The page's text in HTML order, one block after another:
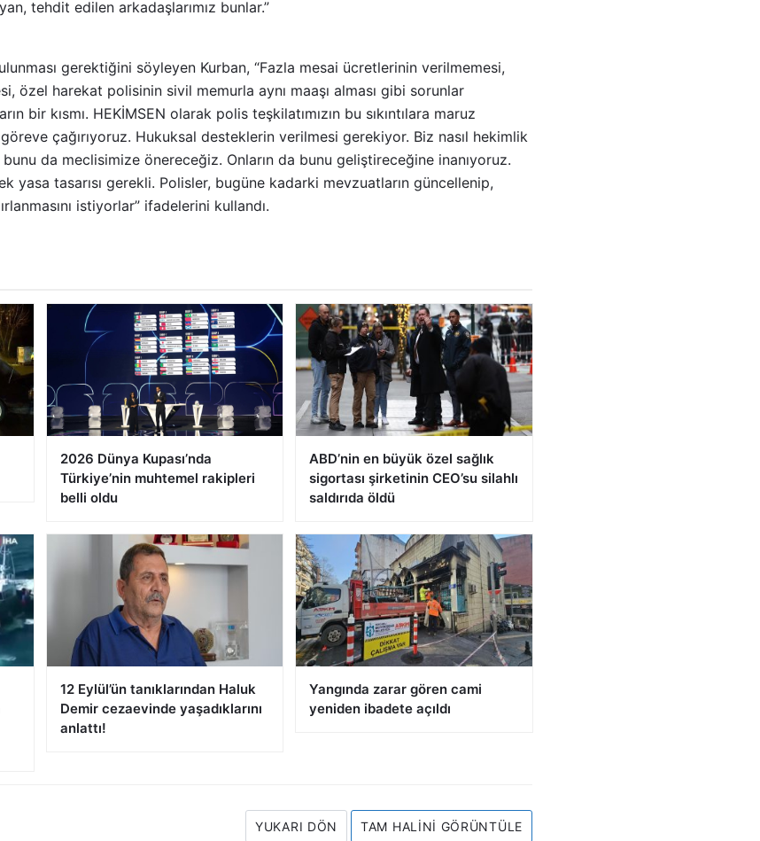
tehdit edilen arkadaşlarımız bunlar.”
gerektiğini söyleyen Kurban, “Fazla mesai ücretlerinin verilmemesi,
özel harekat polisinin sivil memurla aynı maaşı alması gibi sorunlar
bir kısmı. HEKİMSEN olarak polis teşkilatımızın bu sıkıntılara maruz
çağırıyoruz. Hukuksal desteklerin verilmesi gerekiyor. Biz nasıl hekimlik
bunu da meclisimize önereceğiz. Onların da bunu geliştireceğine inanıyoruz.
yasa tasarısı gerekli. Polisler, bugüne kadarki mevzuatların güncellenip,
istiyorlar” ifadelerini kullandı.
2026 Dünya Kupası’nda
Türkiye’nin muhtemel rakipleri
belli oldu
ABD’nin en büyük özel sağlık
sigortası şirketinin CEO’su silahlı
saldırıda öldü
12 Eylül’ün tanıklarından Haluk
Demir cezaevinde yaşadıklarını
anlattı!
Yangında zarar gören cami
yeniden ibadete açıldı
YUKARI DÖN TAM HALINI GÖRÜNTÜLE